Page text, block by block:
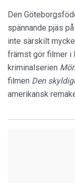
Den
spännande pjäs
inte särskilt
främst gör filmer i
kriminalserien
filmen Den
amerikansk